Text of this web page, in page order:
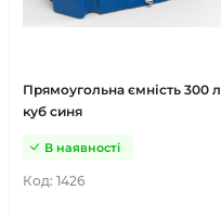
Прямоугольна ємність 300 л
куб синя
Код: 1426
В наявності